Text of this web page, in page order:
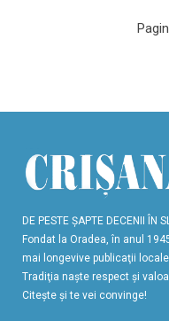
DE PESTE ŞAPTE DECENII ÎN
Fondat la Oradea, în anul
mai longevive publicaţii
Tradiţia naşte respect şi
Citeşte şi te vei convinge!